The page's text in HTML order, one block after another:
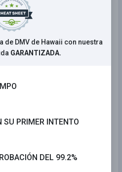
Manejo
de DMV de Hawaii con nuestra
GARANTIZADA.
SU PRIMER INTENTO
DEL 99.2%